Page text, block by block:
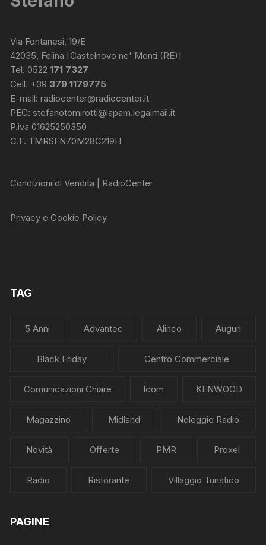
Via Fontanesi, 19/E
42035, Felina [Castelnovo ne' Monti (RE)]
Tel. 0522171 7327
Cell. +39 379 1179775
E-mail:radiocenter@radiocenter.it
PEC:stefanotomirotti@lapam.legalmail.it
P.iva 01625250350
C.F. TMRSFN70M28C219H
Condizioni di Vendita | RadioCenter
Privacy e Cookie Policy
TAG
5 Anni Advantec Alinco Auguri
Black Friday Centro Commerciale
Comunicazioni Chiare Icom KENWOOD
Magazzino Midland Noleggio Radio
Novità Offerte PMR Proxel
Radio Ristorante Villaggio Turistico
PAGINE